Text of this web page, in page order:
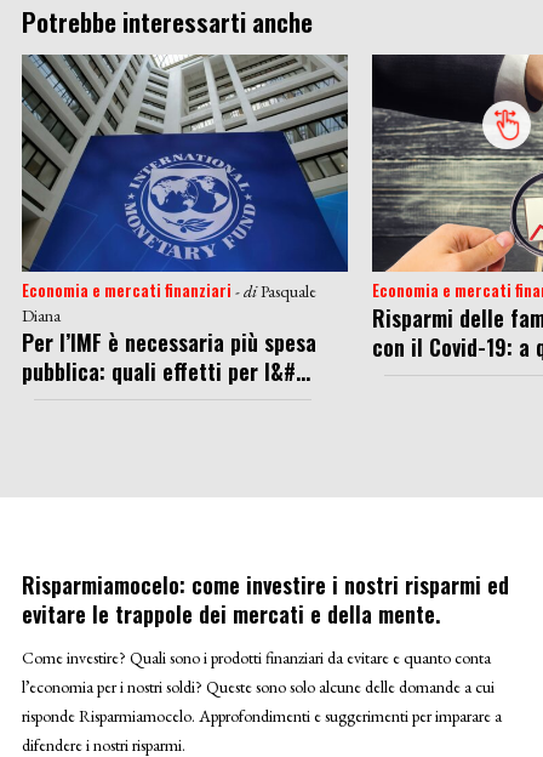
Potrebbe interessarti anche
Economia e mercati finanziari - diPasquale
Diana
Per l’IMF è necessaria più spesa
pubblica: quali effetti per l&#...
Economia e mercati
Risparmi delle
con il Covid-19: a
Risparmiamocelo: come investire i nostri risparmi ed
evitare le trappole dei mercati e della mente.
Come investire? Quali sono i prodotti finanziari da evitare e quanto conta
l’economia per i nostri soldi? Queste sono solo alcune delle domande a cui
risponde Risparmiamocelo. Approfondimenti e suggerimenti per imparare a
difendere i nostri risparmi.